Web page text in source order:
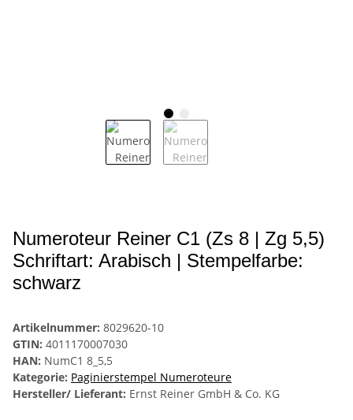
Numeroteur Reiner C1 (Zs 8 | Zg 5,5)
Schriftart: Arabisch | Stempelfarbe:
schwarz
Artikelnummer: 8029620-10
GTIN: 4011170007030
HAN: NumC1 8_5,5
Kategorie: Paginierstempel Numeroteure
Hersteller/ Lieferant: Ernst Reiner GmbH & Co. KG